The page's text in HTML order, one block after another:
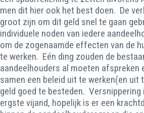
men dit hier ook het best doen. De
groot zijn om dit geld snel te gaan
individuele noden van iedere
om de zogenaamde effecten van de
te werken. Eén ding zouden de
aandeelhouders al moeten afspreken
samen een beleid uit te werken(en uit
geld goed te besteden. Versnippering
ergste vijand, hopelijk is er een